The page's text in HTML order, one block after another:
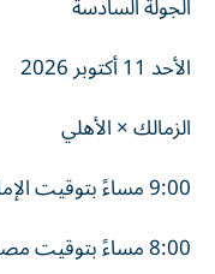
الأحد 11 أكتوبر 2026
الزمالك × الأهلي
9:00 مساءً بتوقيت الإمارات
8:00 مساءً بتوقيت مصر